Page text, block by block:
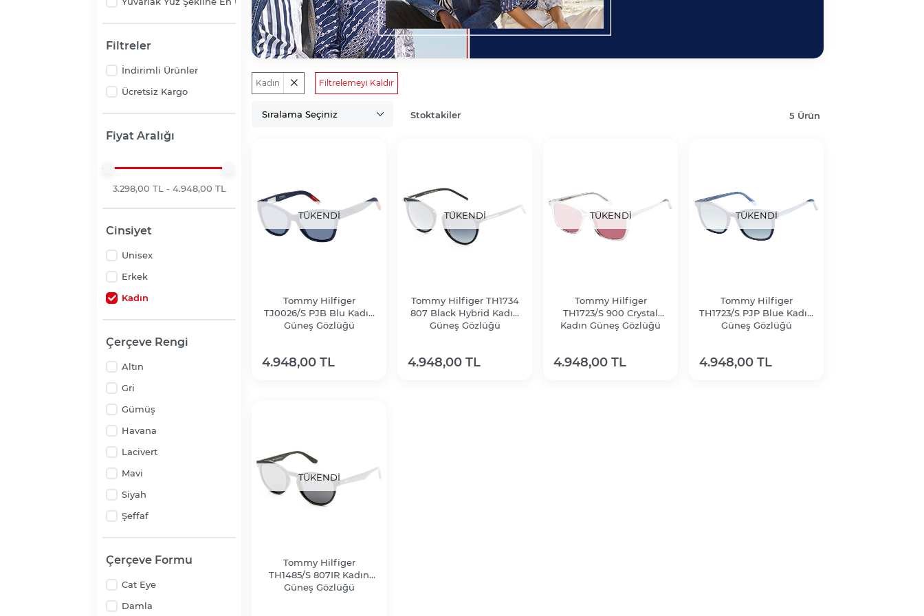
Filtreler
İndirimli Ürünler
Ücretsiz Kargo
Fiyat Aralığı
3.298,00 TL - 4.948,00 TL
Cinsiyet
Unisex
Erkek
Kadın
Çerçeve Rengi
Altın
Gri
Gümüş
Havana
Lacivert
Mavi
Siyah
Şeffaf
Çerçeve Formu
Cat Eye
Damla
Kadın Filtrelemeyi Kaldır
Stoktakiler 5 Ürün
TÜKENDI
Tommy Hilfiger
TJ0026/S PJB Blu Kadın
Güneş Gözlüğü
4.948,00 TL
TÜKENDI
Tommy Hilfiger TH1734
807 Black Hybrid Kadın
Güneş Gözlüğü
4.948,00 TL
TÜKENDI
Tommy Hilfiger
TH1723/S 900 Crystal
Kadın Güneş Gözlüğü
4.948,00 TL
TÜKENDI
Tommy Hilfiger
TH1723/S PJP Blue Kadın
Güneş Gözlüğü
4.948,00 TL
TÜKENDI
Tommy Hilfiger
TH1485/S 807IR Kadın
Güneş Gözlüğü